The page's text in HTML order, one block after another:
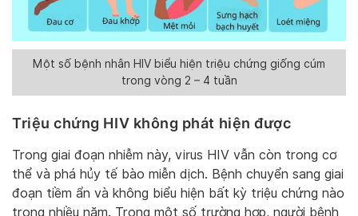
Một số bệnh nhân HIV biểu hiện triệu chứng giống cúm
trong vòng 2 – 4 tuần
Triệu chứng HIV không phát hiện được
Trong giai đoạn nhiễm này, virus HIV vẫn còn trong cơ
thể và phá hủy tế bào miễn dịch. Bệnh chuyển sang giai
đoạn tiềm ẩn và không biểu hiện bất kỳ triệu chứng nào
trong nhiều năm. Trong một số trường hợp, người bệnh